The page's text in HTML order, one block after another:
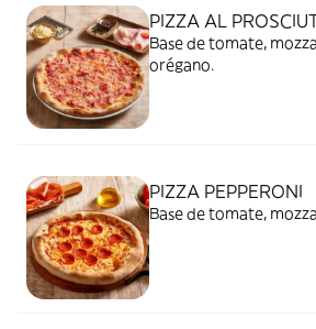
PIZZA AL
Base de tomate,
orégano.
PIZZA PEPPERONI
Base de tomate,